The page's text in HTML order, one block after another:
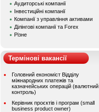
Аудиторські компанії
Інвестиційні компанії
Компанії з управління активами
Ділінгові компанії та Forex
Різне
Термінові вакансії
Головний економіст Відділу
міжнародних платежів та
казначейських операцій (валютний
контроль)
Керівник проєктів і програм (small
business product owner)